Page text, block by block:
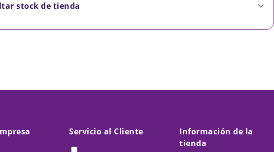
stock de tienda
Servicio al Cliente
Información de la
tienda